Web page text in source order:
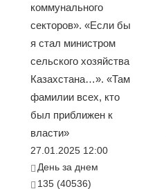
коммунального
секторов». «Если бы
я стал министром
сельского хозяйства
Казахстана…». «Там
фамилии всех, кто
был приближен к
власти»
27.01.2025 12:00
День за днем
135 (40536)